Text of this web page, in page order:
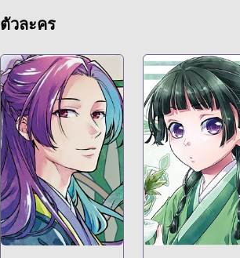
novelUpdates
Book☆Walker
Book☆Walker
https://bookwalker.jp/series/130765/
Official English
Official English
https://global.manga-up.com/manga/
Official Site
Official Site
http://www.ki-oon.com/mangas/
Twitter
ตัวละคร